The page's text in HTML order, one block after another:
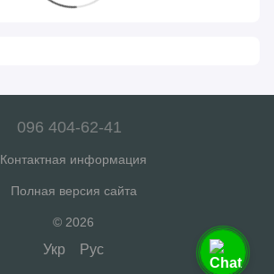
096 404-62-41
Контактная информация
Полная версия сайта
© 2026
Укр Рус